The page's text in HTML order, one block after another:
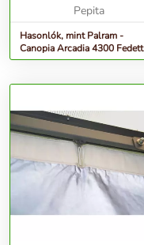
Pepita
Hasonlók, mint Palram -
Canopia Arcadia 4300 Fedett
kocsibeálló